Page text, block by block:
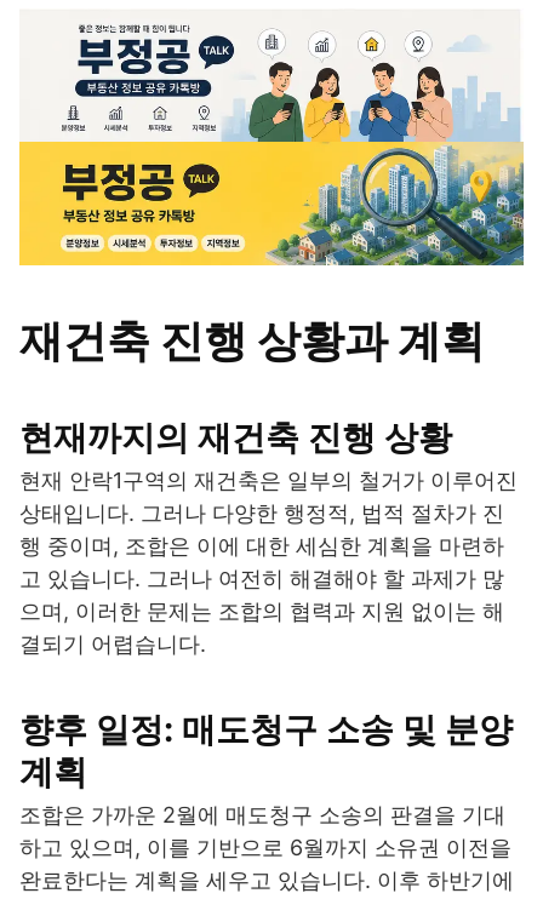
재건축 진행 상황과 계획
현재까지의 재건축 진행 상황
현재 안락1구역의 재건축은 일부의 철거가 이루어진
상태입니다. 그러나 다양한 행정적, 법적 절차가 진
행 중이며, 조합은 이에 대한 세심한 계획을 마련하
고 있습니다. 그러나 여전히 해결해야 할 과제가 많
으며, 이러한 문제는 조합의 협력과 지원 없이는 해
결되기 어렵습니다.
향후 일정: 매도청구 소송 및 분양
계획
조합은 가까운 2월에 매도청구 소송의 판결을 기대
하고 있으며, 이를 기반으로 6월까지 소유권 이전을
완료한다는 계획을 세우고 있습니다. 이후 하반기에